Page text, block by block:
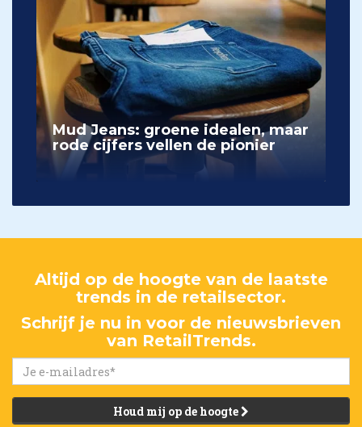
Mud Jeans: groene idealen, maar
rode cijfers vellen de pionier
Altijd op de hoogte van de laatste
trends in de retailsector.
Schrijf je nu in voor de nieuwsbrieven
van RetailTrends.
Houd mij op de hoogte